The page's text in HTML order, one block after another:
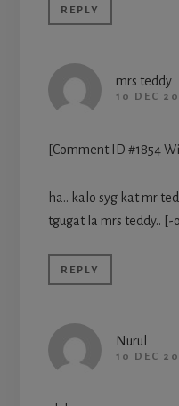
REPLY
mrs teddy
10 DEC
[Comment ID #1854
ha.. kalo syg kat mr
tgugat la mrs teddy.. [-
REPLY
Nurul
10 DEC